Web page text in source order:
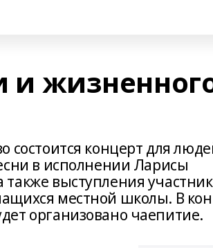
и
концерт для
в исполнении Ларисы
выступления
местной школы. В
организовано чаепитие.